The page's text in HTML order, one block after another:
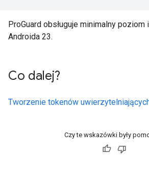
ProGuard obsługuje minimalny
Androida 23.
Co dalej?
Tworzenie tokenów
Czy te wskazówki były